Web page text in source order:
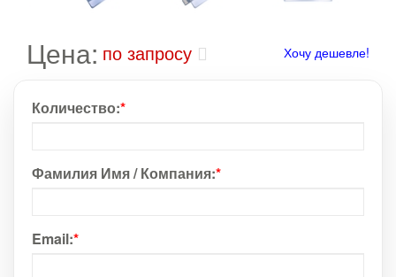
Цена: по запросу Хочу дешевле!
Количество:*
Фамилия Имя / Компания:*
Email:*